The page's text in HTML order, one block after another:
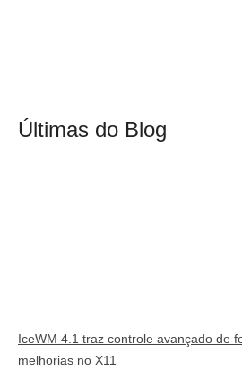
Últimas do Blog
IceWM 4.1 traz controle avançado de
melhorias no X11